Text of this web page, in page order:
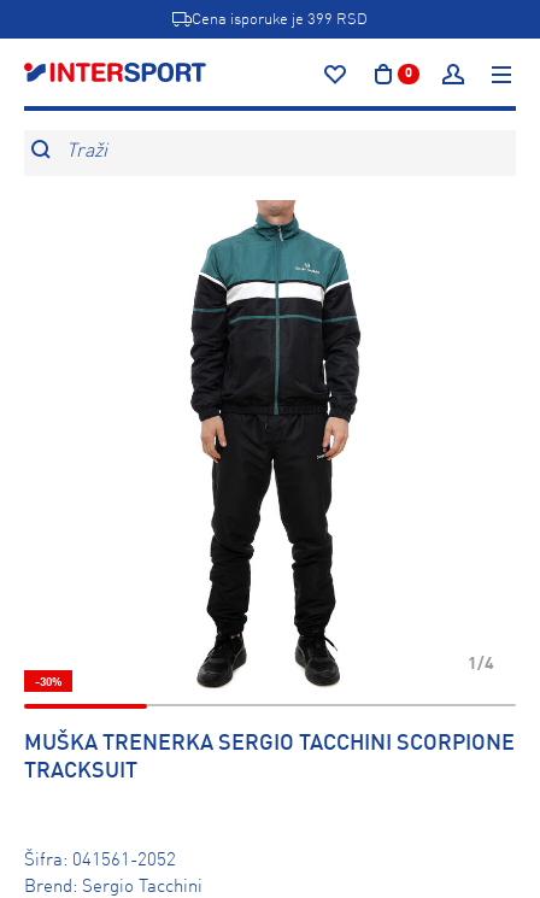
Cena isporuke je 399 RSD
0
Traži
1/4
-30%
MUŠKA TRENERKA SERGIO TACCHINI SCORPIONE
TRACKSUIT
Šifra: 041561-2052
Brend: Sergio Tacchini